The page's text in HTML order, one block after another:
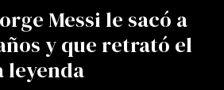
Messi le sacó a
y que retrató el
leyenda